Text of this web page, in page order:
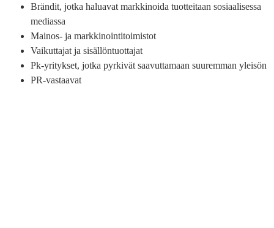
Brändit, jotka haluavat markkinoida tuotteitaan sosiaalisessa
mediassa
Mainos- ja markkinointitoimistot
Vaikuttajat ja sisällöntuottajat
Pk-yritykset, jotka pyrkivät saavuttamaan suuremman yleisön
PR-vastaavat